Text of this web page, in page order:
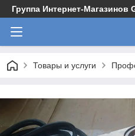
Группа Интернет-Магазинов
Товары и услуги